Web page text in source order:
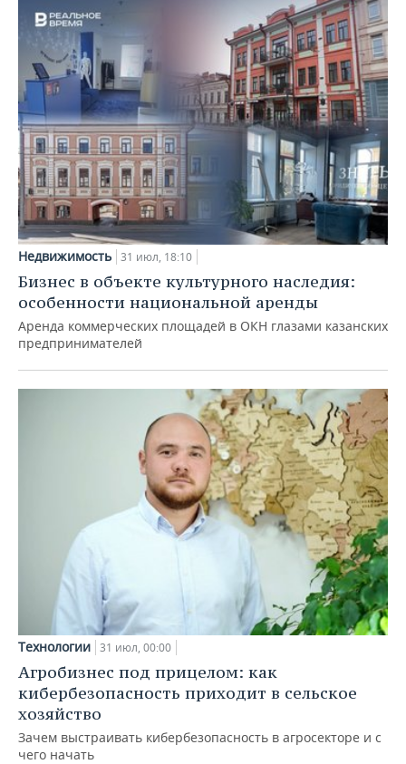
Недвижимость 31 июл, 18:10
Бизнес в объекте культурного наследия:
особенности национальной аренды
Аренда коммерческих площадей в ОКН глазами казанских
предпринимателей
Технологии 31 июл, 00:00
Агробизнес под прицелом: как
кибербезопасность приходит в сельское
хозяйство
Зачем выстраивать кибербезопасность в агросекторе и с
чего начать